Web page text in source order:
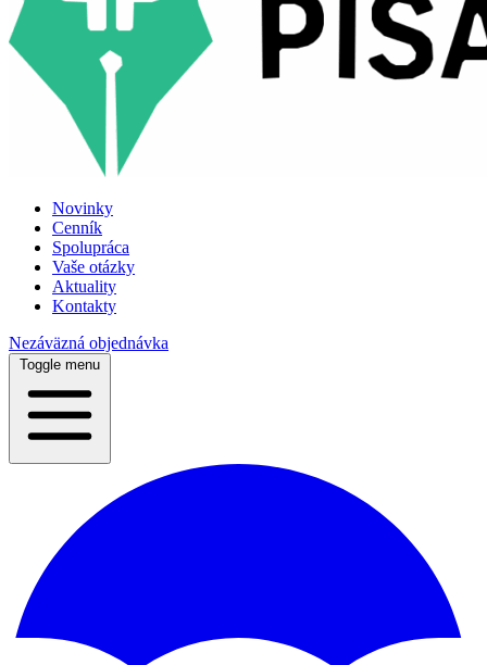
Novinky
Cenník
Spolupráca
Vaše otázky
Aktuality
Kontakty
Nezáväzná objednávka
Toggle menu